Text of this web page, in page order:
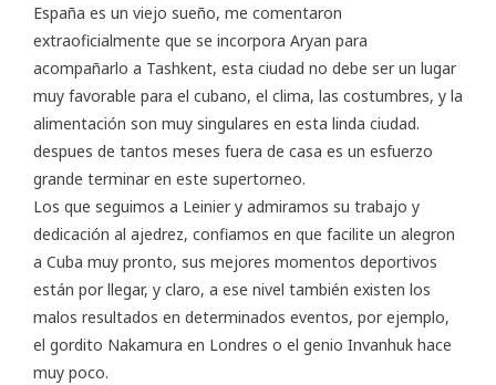
España es un viejo sueño, me comentaron
extraoficialmente que se incorpora Aryan para
acompañarlo a Tashkent, esta ciudad no debe ser un lugar
muy favorable para el cubano, el clima, las costumbres, y la
alimentación son muy singulares en esta linda ciudad.
despues de tantos meses fuera de casa es un esfuerzo
grande terminar en este supertorneo.
Los que seguimos a Leinier y admiramos su trabajo y
dedicación al ajedrez, confiamos en que facilite un alegron
a Cuba muy pronto, sus mejores momentos deportivos
están por llegar, y claro, a ese nivel también existen los
malos resultados en determinados eventos, por ejemplo,
el gordito Nakamura en Londres o el genio Invanhuk hace
muy poco.